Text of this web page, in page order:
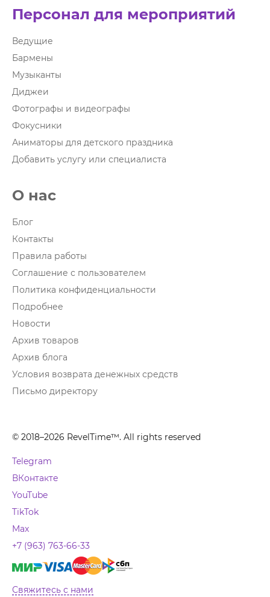
Персонал для мероприятий
Ведущие
Бармены
Музыканты
Диджеи
Фотографы и видеографы
Фокусники
Аниматоры для детского праздника
Добавить услугу или специалиста
О нас
Блог
Контакты
Правила работы
Соглашение с пользователем
Политика конфиденциальности
Подробнее
Новости
Архив товаров
Архив блога
Условия возврата денежных средств
Письмо директору
© 2018–2026 RevelTime™. All rights reserved
Telegram
ВКонтакте
YouTube
TikTok
Max
+7 (963) 763-66-33
Свяжитесь с нами